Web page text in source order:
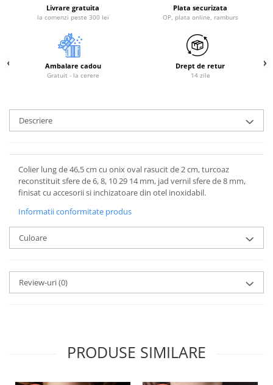
Livrare gratuita
la comenzi peste 300 lei
Plata securizata
OP, plata online, ramburs
Ambalare cadou
Gratuit - la cerere
Drept de retur
14 zile
Descriere
Colier lung de 46,5 cm cu onix oval rasucit de 2 cm, turcoaz
reconstituit sfere de 6, 8, 10 29 14 mm, jad vernil sfere de 8 mm,
finisat cu accesorii si inchizatoare din otel inoxidabil.
Informatii conformitate produs
Culoare
Review-uri(0)
PRODUSE SIMILARE